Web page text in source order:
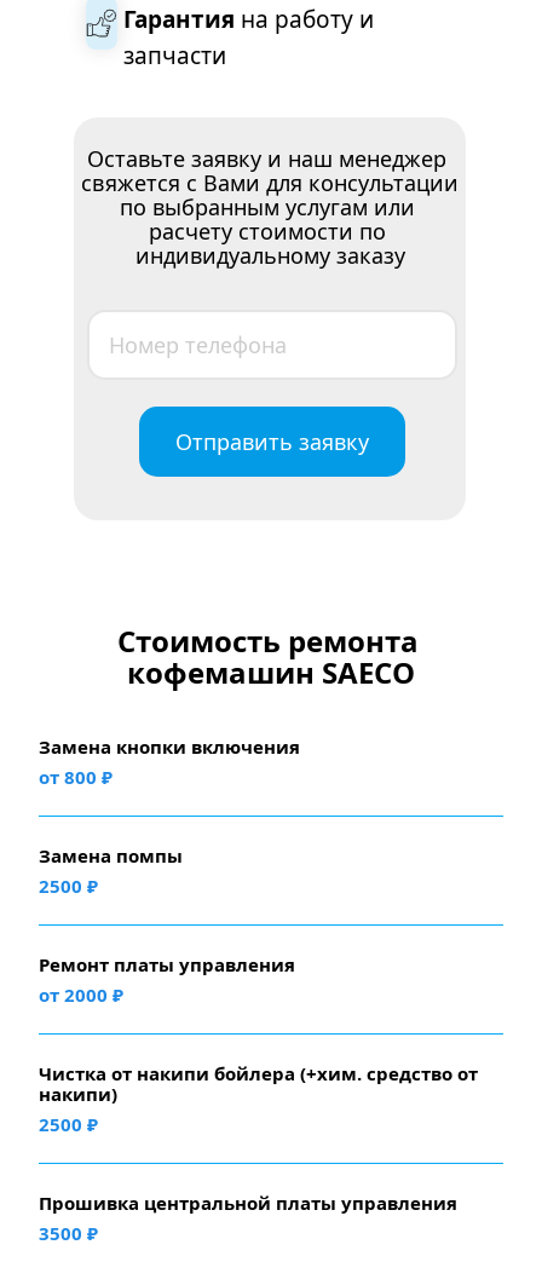
Отправить заявку
Оставьте заявку и наш менеджер
свяжется с Вами для консультации
по выбранным услугам или
расчету стоимости по
индивидуальному заказу
Гарантия на работу и
запчасти
Стоимость ремонта
кофемашин SAECO
Замена кнопки включения
от 800 ₽
Замена помпы
2500 ₽
Ремонт платы управления
от 2000 ₽
Чистка от накипи бойлера (+хим. средство от
накипи)
2500 ₽
Прошивка центральной платы управления
3500 ₽